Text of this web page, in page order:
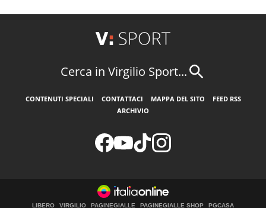
Cerca in Virgilio Sport...
CONTENUTI SPECIALI CONTATTACI MAPPA DEL SITO
FEED RSS
ARCHIVIO
LIBERO VIRGILIO PAGINEGIALLE PAGINEGIALLE SHOP PGCASA